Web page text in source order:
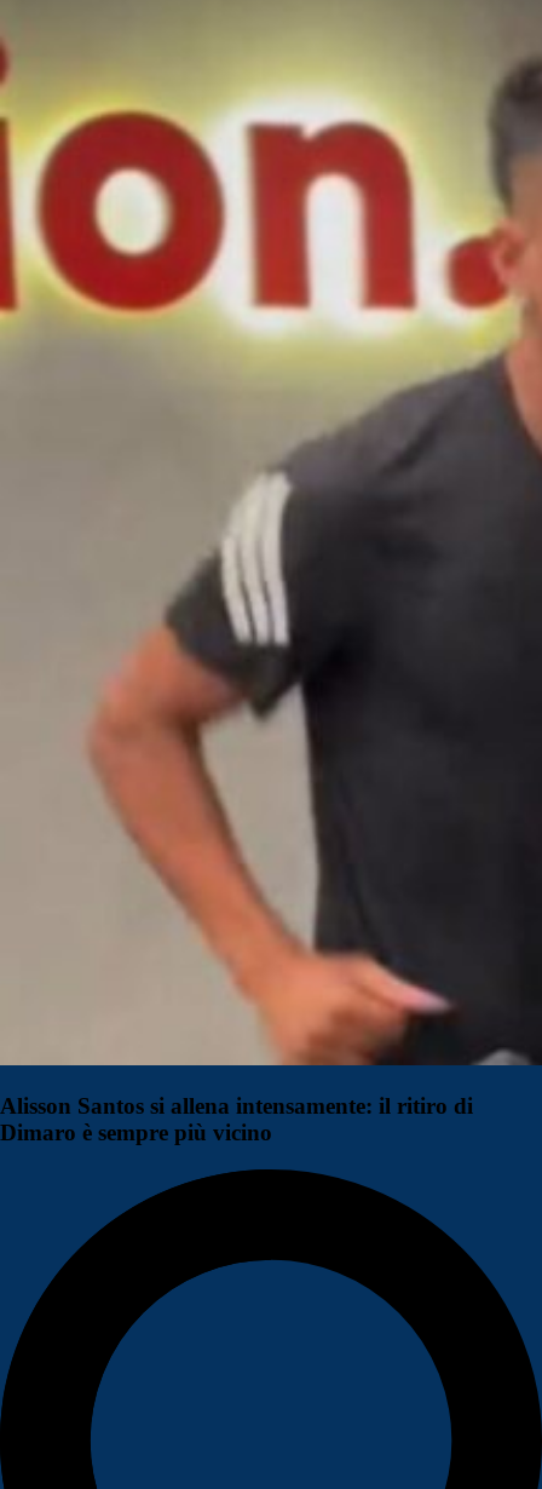
Alisson Santos si allena intensamente: il ritiro di
Dimaro è sempre più vicino